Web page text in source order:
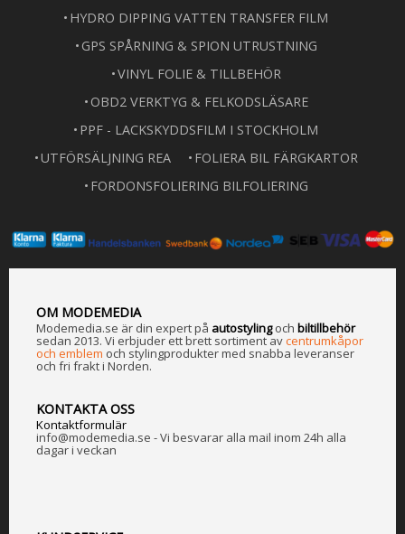
HYDRO DIPPING VATTEN TRANSFER FILM
GPS SPÅRNING & SPION UTRUSTNING
VINYL FOLIE & TILLBEHÖR
OBD2 VERKTYG & FELKODSLÄSARE
PPF - LACKSKYDDSFILM I STOCKHOLM
UTFÖRSÄLJNING REA
FOLIERA BIL FÄRGKARTOR
FORDONSFOLIERING BILFOLIERING
OM MODEMEDIA
Modemedia.se är din expert på autostylingoch biltillbehör
sedan 2013. Vi erbjuder ett brett sortiment avcentrumkåpor
och emblem och stylingprodukter med snabba leveranser
och fri frakt i Norden.
KONTAKTA OSS
Kontaktformulär
info@modemedia.se - Vi besvarar alla mail inom 24h alla
dagar i veckan